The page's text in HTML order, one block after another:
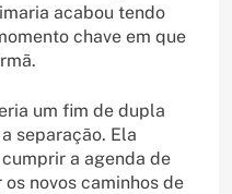
acabou tendo
chave em que
um fim de dupla
separação. Ela
a agenda de
novos caminhos de